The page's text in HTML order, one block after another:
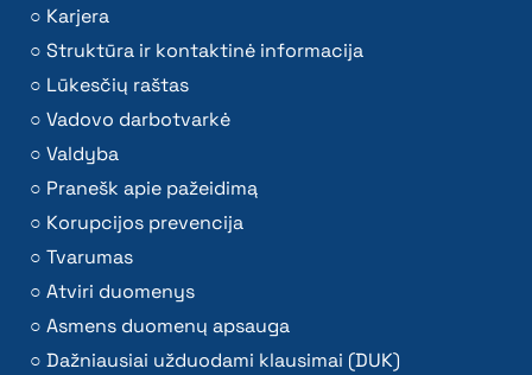
Karjera
Struktūra ir kontaktinė informacija
Lūkesčių raštas
Vadovo darbotvarkė
Valdyba
Pranešk apie pažeidimą
Korupcijos prevencija
Tvarumas
Atviri duomenys
Asmens duomenų apsauga
Dažniausiai užduodami klausimai (DUK)